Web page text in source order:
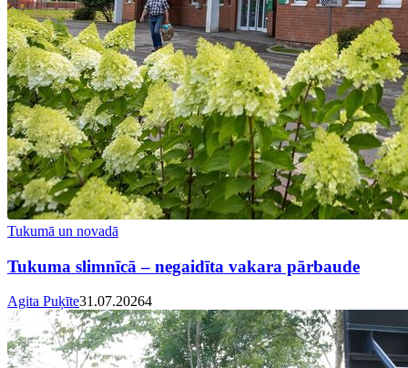
Tukumā un novadā
Tukuma slimnīcā – negaidīta vakara pārbaude
Agita Puķīte31.07.20264